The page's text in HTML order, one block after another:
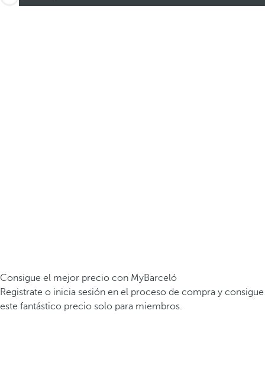
Consigue el mejor precio con MyBarceló
Registrate o inicia sesión en el proceso de compra y consigue
este fantástico precio solo para miembros.